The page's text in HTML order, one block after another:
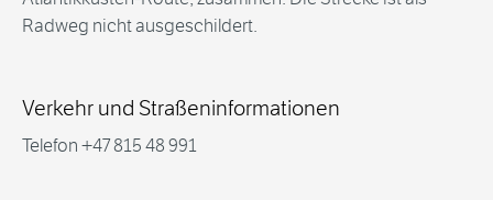
Radweg nicht ausgeschildert.
Verkehr und Straßeninformationen
Telefon +47 815 48 991